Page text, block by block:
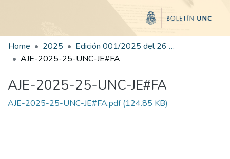
Home 2025
Edición 001/2025 del 26 de mayo de 2025
AJE-2025-25-UNC-JE#FA
AJE-2025-25-UNC-JE#FA
AJE-2025-25-UNC-JE#FA.pdf(124.85 KB)